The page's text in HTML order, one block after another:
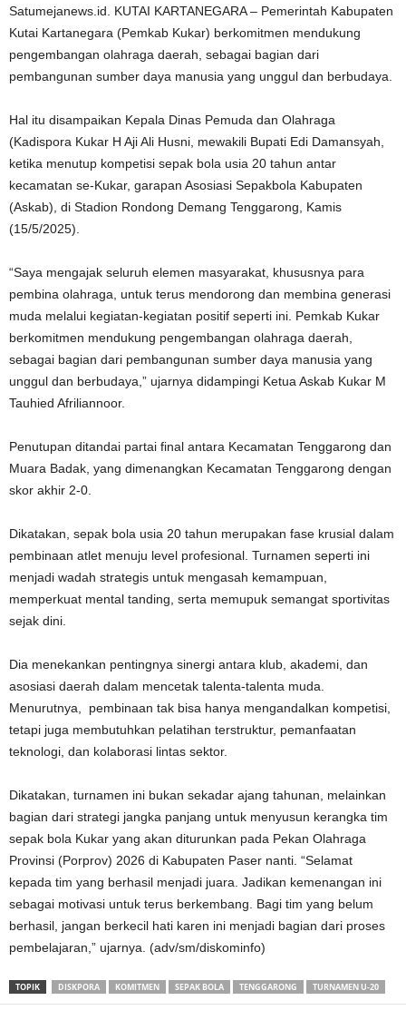
Satumejanews.id. KUTAI KARTANEGARA – Pemerintah Kabupaten
Kutai Kartanegara (Pemkab Kukar) berkomitmen mendukung
pengembangan olahraga daerah, sebagai bagian dari
pembangunan sumber daya manusia yang unggul dan berbudaya.
Hal itu disampaikan Kepala Dinas Pemuda dan Olahraga
(Kadispora Kukar H Aji Ali Husni, mewakili Bupati Edi Damansyah,
ketika menutup kompetisi sepak bola usia 20 tahun antar
kecamatan se-Kukar, garapan Asosiasi Sepakbola Kabupaten
(Askab), di Stadion Rondong Demang Tenggarong, Kamis
(15/5/2025).
“Saya mengajak seluruh elemen masyarakat, khususnya para
pembina olahraga, untuk terus mendorong dan membina generasi
muda melalui kegiatan-kegiatan positif seperti ini. Pemkab Kukar
berkomitmen mendukung pengembangan olahraga daerah,
sebagai bagian dari pembangunan sumber daya manusia yang
unggul dan berbudaya,” ujarnya didampingi Ketua Askab Kukar M
Tauhied Afriliannoor.
Penutupan ditandai partai final antara Kecamatan Tenggarong dan
Muara Badak, yang dimenangkan Kecamatan Tenggarong dengan
skor akhir 2-0.
Dikatakan, sepak bola usia 20 tahun merupakan fase krusial dalam
pembinaan atlet menuju level profesional. Turnamen seperti ini
menjadi wadah strategis untuk mengasah kemampuan,
memperkuat mental tanding, serta memupuk semangat sportivitas
sejak dini.
Dia menekankan pentingnya sinergi antara klub, akademi, dan
asosiasi daerah dalam mencetak talenta-talenta muda.
Menurutnya, pembinaan tak bisa hanya mengandalkan kompetisi,
tetapi juga membutuhkan pelatihan terstruktur, pemanfaatan
teknologi, dan kolaborasi lintas sektor.
Dikatakan, turnamen ini bukan sekadar ajang tahunan, melainkan
bagian dari strategi jangka panjang untuk menyusun kerangka tim
sepak bola Kukar yang akan diturunkan pada Pekan Olahraga
Provinsi (Porprov) 2026 di Kabupaten Paser nanti. “Selamat
kepada tim yang berhasil menjadi juara. Jadikan kemenangan ini
sebagai motivasi untuk terus berkembang. Bagi tim yang belum
berhasil, jangan berkecil hati karen ini menjadi bagian dari proses
pembelajaran,” ujarnya. (adv/sm/diskominfo)
TOPIK DISKPORA KOMITMEN SEPAK BOLA TENGGARONG TURNAMEN U-20